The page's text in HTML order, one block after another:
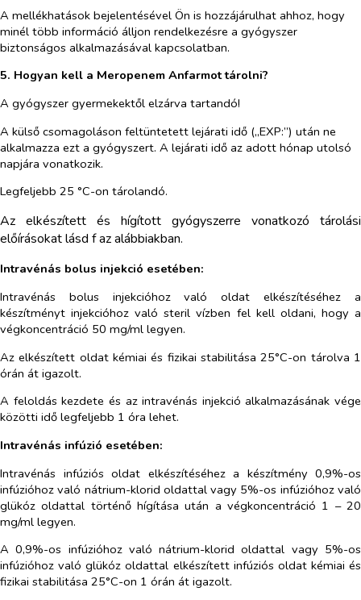
A mellékhatások bejelentésével Ön is hozzájárulhat ahhoz, hogy
minél több információ álljon rendelkezésre a gyógyszer
biztonságos alkalmazásával kapcsolatban.
5. Hogyan kell a Meropenem Anfarmot tárolni?
A gyógyszer gyermekektől elzárva tartandó!
A külső csomagoláson feltüntetett lejárati idő („EXP:”) után ne
alkalmazza ezt a gyógyszert. A lejárati idő az adott hónap utolsó
napjára vonatkozik.
Legfeljebb 25 °C-on tárolandó.
Az elkészített és hígított gyógyszerre vonatkozó tárolási
előírásokat lásd f az alábbiakban.
Intravénás bolus injekció esetében:
Intravénás bolus injekcióhoz való oldat elkészítéséhez a
készítményt injekcióhoz való steril vízben fel kell oldani, hogy a
végkoncentráció 50 mg/ml legyen.
Az elkészített oldat kémiai és fizikai stabilitása 25°C-on tárolva 1
órán át igazolt.
A feloldás kezdete és az intravénás injekció alkalmazásának vége
közötti idő legfeljebb 1 óra lehet.
Intravénás infúzió esetében:
Intravénás infúziós oldat elkészítéséhez a készítmény 0,9%-os
infúzióhoz való nátrium-klorid oldattal vagy 5%-os infúzióhoz való
glükóz oldattal történő hígítása után a végkoncentráció 1 – 20
mg/ml legyen.
A 0,9%-os infúzióhoz való nátrium-klorid oldattal vagy 5%-os
infúzióhoz való glükóz oldattal elkészített infúziós oldat kémiai és
fizikai stabilitása 25°C-on 1 órán át igazolt.